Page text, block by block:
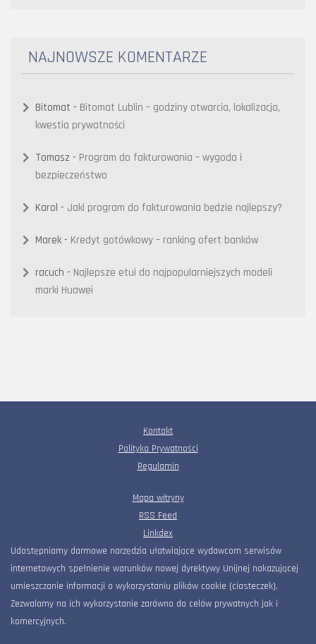
NAJNOWSZE KOMENTARZE
Bitomat - Bitomat Lublin – godziny otwarcia, lokalizacja,
kwestia prywatności
Tomasz - Program do fakturowania – wygoda i
bezpieczeństwo
Karol - Jaki program do fakturowania będzie najlepszy?
Marek - Kredyt gotówkowy – ranking ofert banków
racuch - Najlepsze etui do najpopularniejszych modeli
marki Huawei
Kontakt
Polityka Prywatności
Regulamin
Mapa witryny
RSS Feed
Linkdex
Udostępniamy darmowe narzędzia ułatwiające wydawcom serwisów
internetowych spełnienie warunków nowej dyrektywy Unijnej nakazującej
umieszczanie informacji o wykorzystaniu plików cookie (ciasteczek).
Zezwalamy na ich wykorzystanie zarówno do celów prywatnych jak i
komercyjnych.